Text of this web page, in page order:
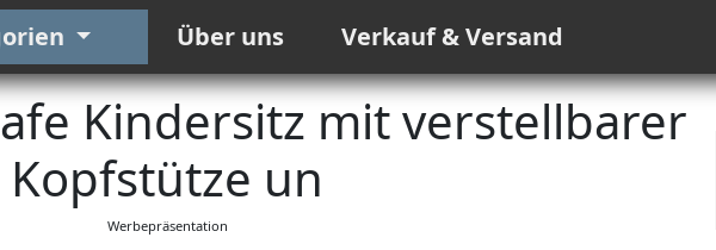
Über uns Verkauf & Versand
Kindersitz mit verstellbarer
Kopfstütze un
Werbepräsentation